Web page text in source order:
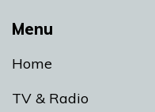
Menu
Home
TV & Radio